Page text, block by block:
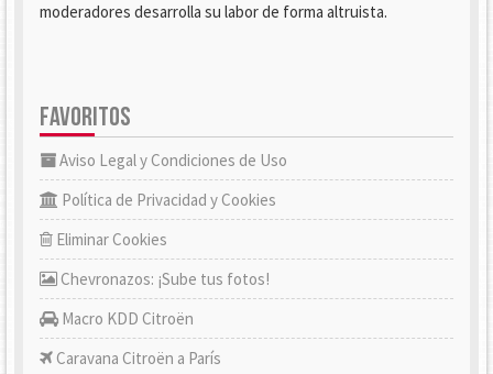
moderadores desarrolla su labor de forma altruista.
FAVORITOS
Aviso Legal y Condiciones de Uso
Política de Privacidad y Cookies
Eliminar Cookies
Chevronazos: ¡Sube tus fotos!
Macro KDD Citroën
Caravana Citroën a París